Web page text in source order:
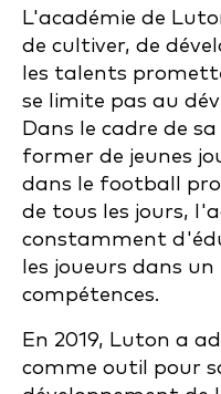
L'académie de
de cultiver, de
les talents
se limite pas au
Dans le cadre de
former de jeunes
dans le football
de tous les jours,
constamment
les joueurs dans
compétences.
En 2019, Luton a
comme outil pour